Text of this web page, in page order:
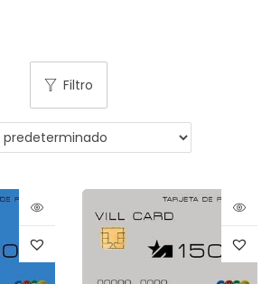
Filtro